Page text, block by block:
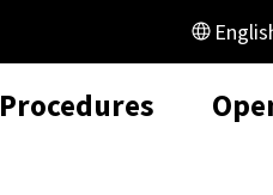
Procedures